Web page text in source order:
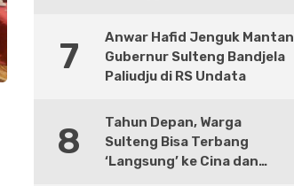
7
Anwar Hafid Jenguk Mantan
Gubernur Sulteng Bandjela
Paliudju di RS Undata
8
Tahun Depan, Warga
Sulteng Bisa Terbang
‘Langsung’ ke Cina dan